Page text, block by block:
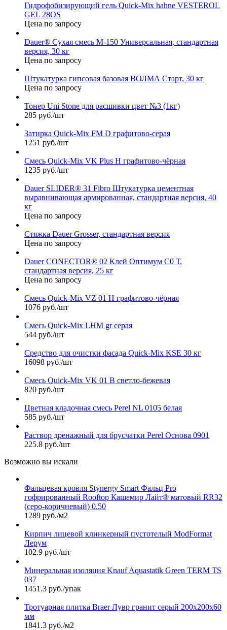
Гидрофобизирующий гель Quick-Mix hahne VESTEROL
GEL 28OS
Цена по запросу
Dauer® Сухая смесь М-150 Универсальная, стандартная
версия, 30 кг
Цена по запросу
Штукатурка гипсовая базовая ВОЛМА Старт, 30 кг
Цена по запросу
Тонер Uni Stone для расшивки цвет №3 (1кг)
285 руб./шт
Затирка Quick-Mix FM D графитово-серая
1251 руб./шт
Смесь Quick-Mix VK Plus H графитово-чёрная
1235 руб./шт
Dauer SLIDER® 31 Fibro Штукатурка цементная
выравнивающая армированная, стандартная версия, 40
кг
Цена по запросу
Стяжка Dauer Grosser, стандартная версия
Цена по запросу
Dauer CONECTOR® 02 Клей Оптимум C0 Т,
стандартная версия, 25 кг
Цена по запросу
Смесь Quick-Mix VZ 01 H графитово-чёрная
1076 руб./шт
Смесь Quick-Mix LHM gr серая
544 руб./шт
Средство для очистки фасада Quick-Mix KSE 30 кг
16098 руб./шт
Смесь Quick-Mix VK 01 B светло-бежевая
820 руб./шт
Цветная кладочная смесь Perel NL 0105 белая
585 руб./шт
Раствор дренажный для брусчатки Perel Основа 0901
225.8 руб./шт
Возможно вы искали
Фальцевая кровля Stynergy Smart Фальц Pro
гофрированный Rooftop Кашемир Лайт® матовый RR32
(серо-коричневый) 0.50
1289 руб./м2
Кирпич лицевой клинкерный пустотелый ModFormat
Лерум
102.9 руб./шт
Минеральная изоляция Knauf Aquastatik Green TERM TS
037
1451.3 руб./упак
Тротуарная плитка Braer Лувр гранит серый 200х200х60
мм
1841.3 руб./м2